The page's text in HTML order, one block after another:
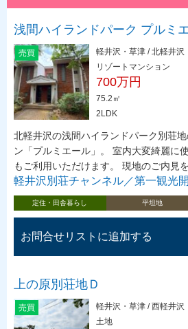
浅間ハイランドパーク プルミ
売買
軽井沢・草津 / 北軽井沢
リゾートマンション
700万円
75.2㎡
2LDK
北軽井沢の浅間ハイランドパーク別荘
ン「プルミエール」。 室内大変綺麗に
もご利用いただけます。 現地のご内見
軽井沢別荘チャンネル／第一観光
定住・田舎暮らし 平坦地
お問合せリストに追加する
上の原別荘地Ｄ
売買
軽井沢・草津 / 西軽井沢
土地